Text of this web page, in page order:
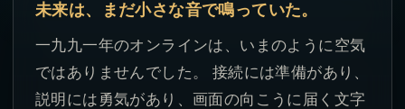
未来は、まだ小さな音で鳴っていた。
一九九一年のオンラインは、いまのように空気
ではありませんでした。 接続には準備があり、
説明には勇気があり、画面の向こうに届く文字